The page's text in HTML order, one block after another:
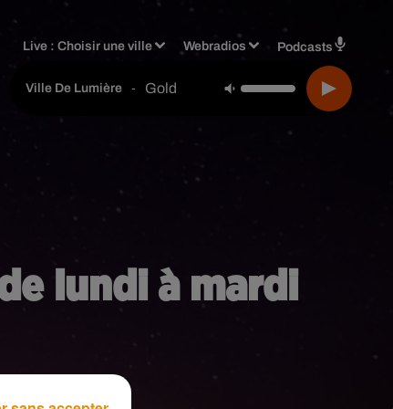
Live :Choisir une ville Webradios Podcasts
Ville De Lumière - Gold
lundi à mardi